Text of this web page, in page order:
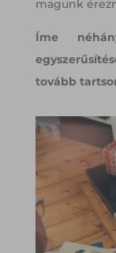
magunk
Íme
tovább